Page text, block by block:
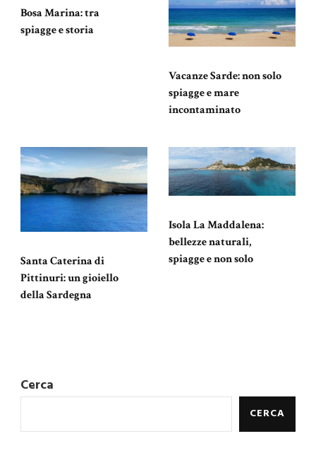
Bosa Marina: tra
spiagge e storia
Vacanze Sarde: non solo
spiagge e mare
incontaminato
Santa Caterina di
Pittinuri: un gioiello
della Sardegna
Isola La Maddalena:
bellezze naturali,
spiagge e non solo
Cerca
CERCA